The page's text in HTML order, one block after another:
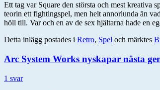
Ett tag var Square den största och mest kreativa
teorin ett fightingspel, men helt annorlunda än
höll till. Var och en av de sex hjältarna hade en
Detta inlägg postades i Retro, Spel och märktes
Arc System Works nyskapar nästa
1 svar